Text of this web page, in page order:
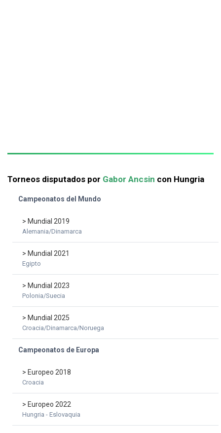
Torneos disputados por Gabor Ancsin con Hungria
Campeonatos del Mundo
> Mundial 2019
Alemania/Dinamarca
> Mundial 2021
Egipto
> Mundial 2023
Polonia/Suecia
> Mundial 2025
Croacia/Dinamarca/Noruega
Campeonatos de Europa
> Europeo 2018
Croacia
> Europeo 2022
Hungria - Eslovaquia